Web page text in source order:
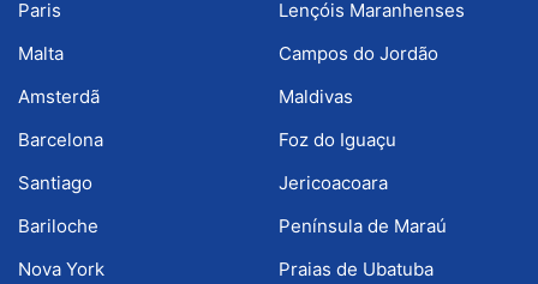
Paris
Malta
Amsterdã
Barcelona
Santiago
Bariloche
Nova York
Lençóis Maranhenses
Campos do Jordão
Maldivas
Foz do Iguaçu
Jericoacoara
Península de Maraú
Praias de Ubatuba